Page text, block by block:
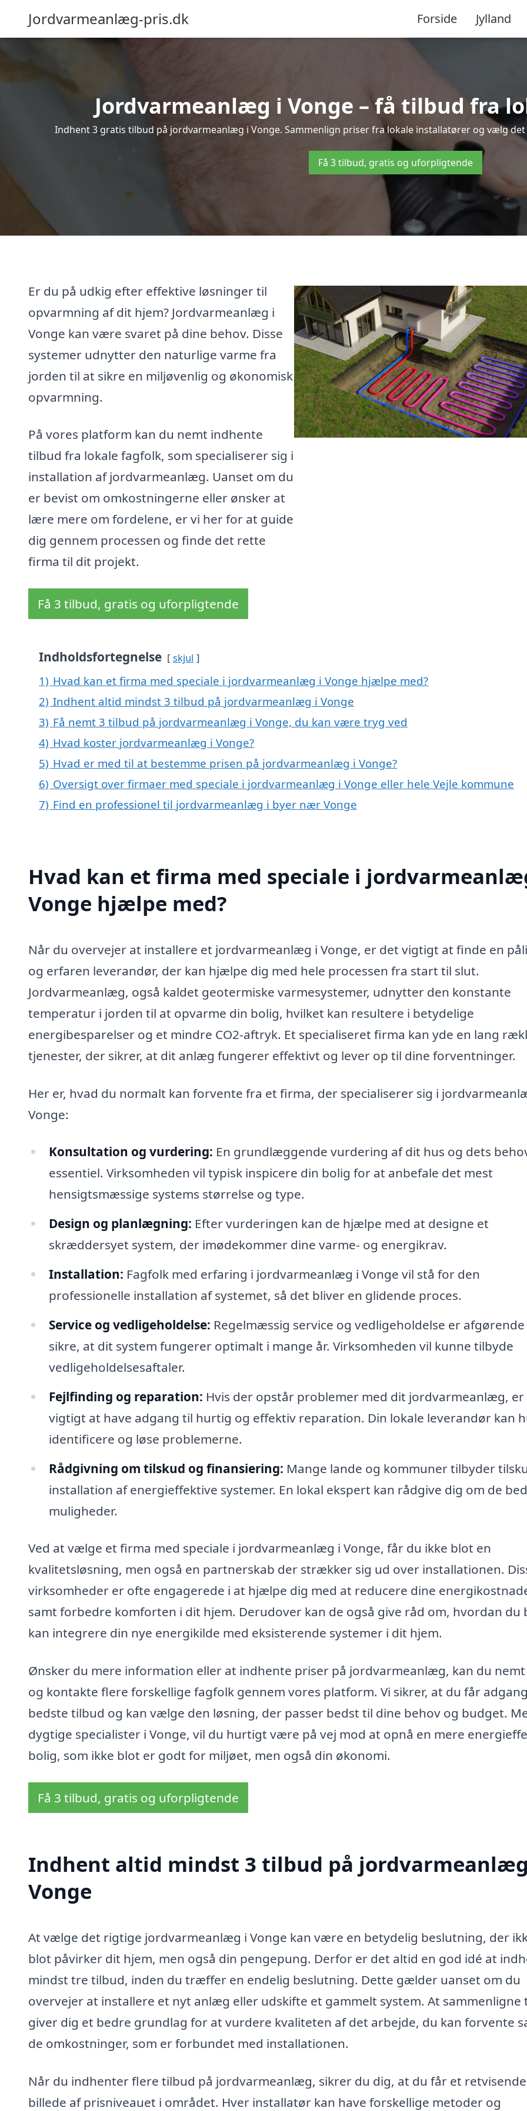
Jordvarmeanlæg-pris.dk Forside Jylland
Jordvarmeanlæg i Vonge – få tilbud fra
Indhent 3 gratis tilbud på jordvarmeanlæg i Vonge. Sammenlign priser fra lokale installatører og vælg
Få 3 tilbud, gratis og uforpligtende
Er du på udkig efter effektive løsninger til
opvarmning af dit hjem? Jordvarmeanlæg i
Vonge kan være svaret på dine behov. Disse
systemer udnytter den naturlige varme fra
jorden til at sikre en miljøvenlig og økonomisk
opvarmning.
På vores platform kan du nemt indhente
tilbud fra lokale fagfolk, som specialiserer sig i
installation af jordvarmeanlæg. Uanset om du
er bevist om omkostningerne eller ønsker at
lære mere om fordelene, er vi her for at guide
dig gennem processen og finde det rette
firma til dit projekt.
Få 3 tilbud, gratis og uforpligtende
Indholdsfortegnelse skjul
1) Hvad kan et firma med speciale i jordvarmeanlæg i Vonge hjælpe med?
2) Indhent altid mindst 3 tilbud på jordvarmeanlæg i Vonge
3) Få nemt 3 tilbud på jordvarmeanlæg i Vonge, du kan være tryg ved
4) Hvad koster jordvarmeanlæg i Vonge?
5) Hvad er med til at bestemme prisen på jordvarmeanlæg i Vonge?
6) Oversigt over firmaer med speciale i jordvarmeanlæg i Vonge eller hele Vejle kommune
7) Find en professionel til jordvarmeanlæg i byer nær Vonge
Hvad kan et firma med speciale i
Vonge hjælpe med?
Når du overvejer at installere et jordvarmeanlæg i Vonge, er det vigtigt at finde en
og erfaren leverandør, der kan hjælpe dig med hele processen fra start til slut.
Jordvarmeanlæg, også kaldet geotermiske varmesystemer, udnytter den konstante
temperatur i jorden til at opvarme din bolig, hvilket kan resultere i betydelige
energibesparelser og et mindre CO2-aftryk. Et specialiseret firma kan yde en lang
tjenester, der sikrer, at dit anlæg fungerer effektivt og lever op til dine forventninger.
Her er, hvad du normalt kan forvente fra et firma, der specialiserer sig i
Vonge:
Konsultation og vurdering: En grundlæggende vurdering af dit hus og dets
essentiel. Virksomheden vil typisk inspicere din bolig for at anbefale det mest
hensigtsmæssige systems størrelse og type.
Design og planlægning: Efter vurderingen kan de hjælpe med at designe et
skræddersyet system, der imødekommer dine varme- og energikrav.
Installation: Fagfolk med erfaring i jordvarmeanlæg i Vonge vil stå for den
professionelle installation af systemet, så det bliver en glidende proces.
Service og vedligeholdelse: Regelmæssig service og vedligeholdelse er
sikre, at dit system fungerer optimalt i mange år. Virksomheden vil kunne tilbyde
vedligeholdelsesaftaler.
Fejlfinding og reparation: Hvis der opstår problemer med dit jordvarmeanlæg, er
vigtigt at have adgang til hurtig og effektiv reparation. Din lokale leverandør kan
identificere og løse problemerne.
Rådgivning om tilskud og finansiering: Mange lande og kommuner tilbyder
installation af energieffektive systemer. En lokal ekspert kan rådgive dig om de
muligheder.
Ved at vælge et firma med speciale i jordvarmeanlæg i Vonge, får du ikke blot en
kvalitetsløsning, men også en partnerskab der strækker sig ud over installationen.
virksomheder er ofte engagerede i at hjælpe dig med at reducere dine
samt forbedre komforten i dit hjem. Derudover kan de også give råd om, hvordan du
kan integrere din nye energikilde med eksisterende systemer i dit hjem.
Ønsker du mere information eller at indhente priser på jordvarmeanlæg, kan du
og kontakte flere forskellige fagfolk gennem vores platform. Vi sikrer, at du får
bedste tilbud og kan vælge den løsning, der passer bedst til dine behov og budget.
dygtige specialister i Vonge, vil du hurtigt være på vej mod at opnå en mere
bolig, som ikke blot er godt for miljøet, men også din økonomi.
Få 3 tilbud, gratis og uforpligtende
Indhent altid mindst 3 tilbud på
Vonge
At vælge det rigtige jordvarmeanlæg i Vonge kan være en betydelig beslutning, der
blot påvirker dit hjem, men også din pengepung. Derfor er det altid en god idé at
mindst tre tilbud, inden du træffer en endelig beslutning. Dette gælder uanset om du
overvejer at installere et nyt anlæg eller udskifte et gammelt system. At sammenligne
giver dig et bedre grundlag for at vurdere kvaliteten af det arbejde, du kan forvente
de omkostninger, som er forbundet med installationen.
Når du indhenter flere tilbud på jordvarmeanlæg, sikrer du dig, at du får et retvisende
billede af prisniveauet i området. Hver installatør kan have forskellige metoder og